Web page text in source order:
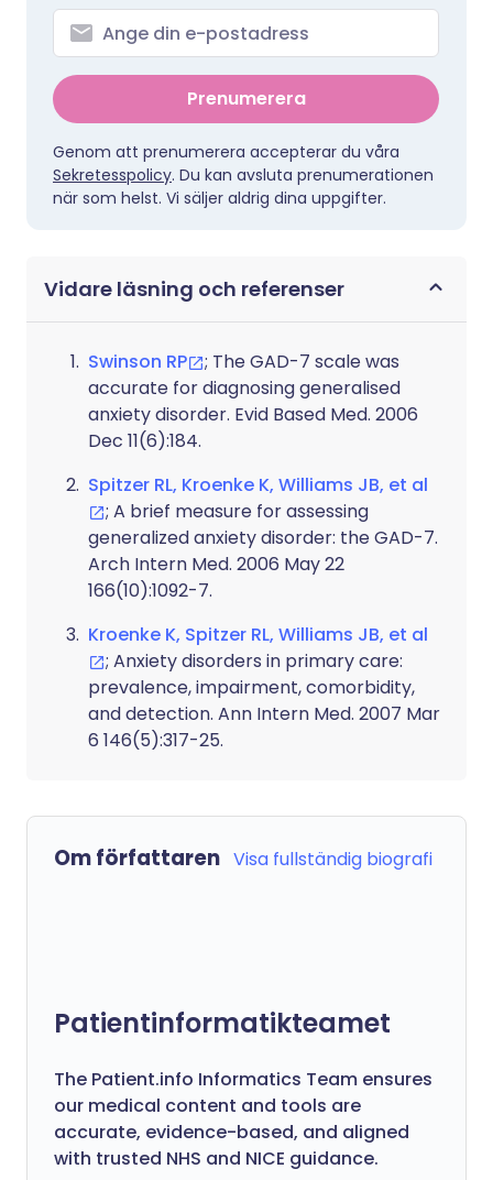
Prenumerera
Genom att prenumerera accepterar du våra
Sekretesspolicy. Du kan avsluta prenumerationen
när som helst. Vi säljer aldrig dina uppgifter.
Vidare läsning och referenser
Swinson RP
; The GAD-7 scale was
accurate for diagnosing generalised
anxiety disorder. Evid Based Med. 2006
Dec 11(6):184.
Spitzer RL, Kroenke K, Williams JB, et al
; A brief measure for assessing
generalized anxiety disorder: the GAD-7.
Arch Intern Med. 2006 May 22
166(10):1092-7.
Kroenke K, Spitzer RL, Williams JB, et al
; Anxiety disorders in primary care:
prevalence, impairment, comorbidity,
and detection. Ann Intern Med. 2007 Mar
6 146(5):317-25.
Om författaren Visa fullständig biografi
Patientinformatikteamet
The Patient.info Informatics Team ensures
our medical content and tools are
accurate, evidence-based, and aligned
with trusted NHS and NICE guidance.